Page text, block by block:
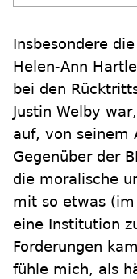
Insbesondere
Helen-Ann
bei den
Justin Welby
auf, von seinem
Gegenüber der
die moralische
mit so etwas
eine Institution
Forderungen
fühle mich, als